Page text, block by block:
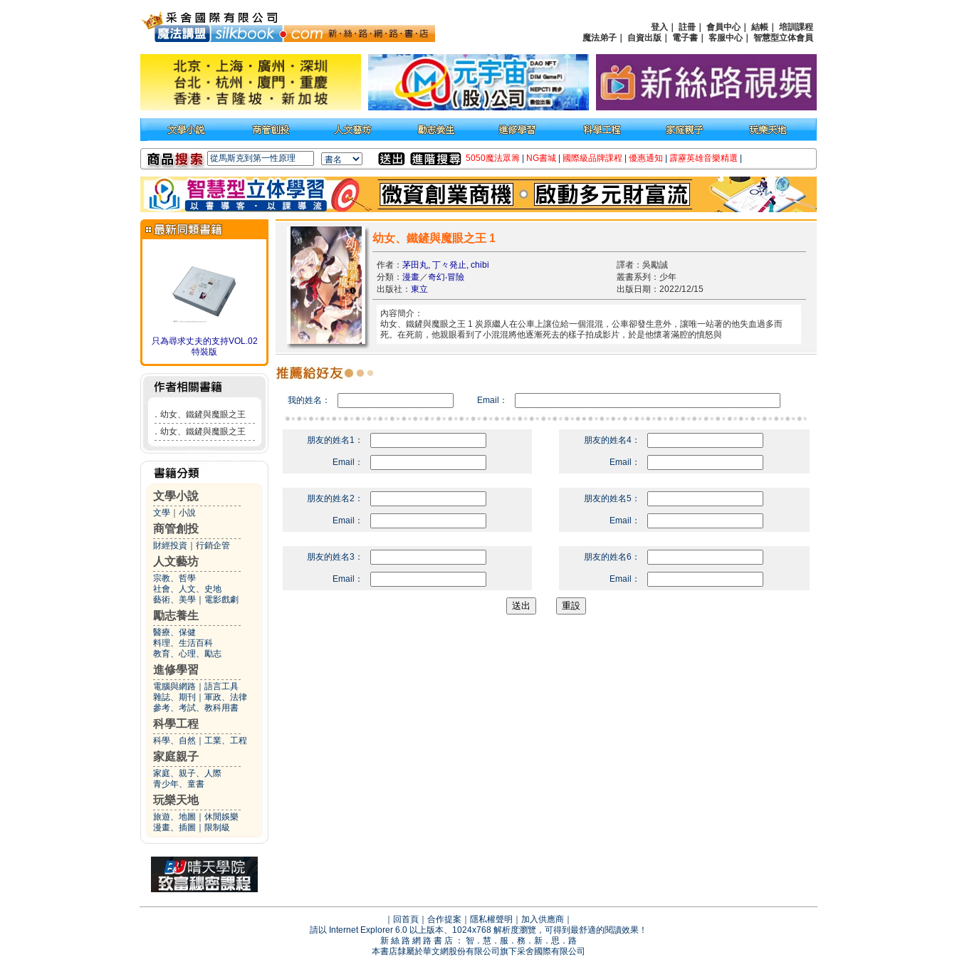
登入 註冊 會員中心｜ 結帳
培訓課程
魔法弟子
自資出版 電子書 客服中心｜ 智慧型立体會員
5050魔法眾籌 NG書城 國際級品牌課程 優惠通知 霹靂英雄音樂精選
只為尋求丈夫的支持VOL.02
特裝版
． 幼女、鐵鏟與魔眼之王
． 幼女、鐵鏟與魔眼之王
文學小說
文學 小說
商管創投
財經投資 行銷企管
人文藝坊
宗教、哲學
社會、人文、史地
藝術、美學
電影戲劇
勵志養生
醫療、保健
料理、生活百科
教育、心理、勵志
進修學習
電腦與網路
語言工具
雜誌、期刊
軍政、法律
參考、考試、教科用書
科學工程
科學、自然 工業、工程
家庭親子
家庭、親子、人際
青少年、童書
玩樂天地
旅遊、地圖
休閒娛樂
漫畫、插圖
限制級
幼女、鐵鏟與魔眼之王 1
作者： 茅田丸, 丁々発止, chibi
譯者：吳勵誠
分類： 漫畫／奇幻‧冒險
叢書系列：少年
出版社： 東立 出版日期：2022/12/15
內容簡介：
幼女、鐵鏟與魔眼之王 1 炭原繼人在公車上讓位給一個混混，公車卻發生意外，讓唯一站著的他失血過多而
死。在死前，他親眼看到了小混混將他逐漸死去的樣子拍成影片，於是他懷著滿腔的憤怒與
我的姓名： Email：
朋友的姓名1：
Email：
朋友的姓名4：
Email：
朋友的姓名2：
Email：
朋友的姓名5：
Email：
朋友的姓名3：
Email：
朋友的姓名6：
Email：
回首頁 合作提案 隱私權聲明 加入供應商
請以 Internet Explorer 6.0 以上版本、1024x768 解析度瀏覽，可得到最舒適的閱讀效果！
新 絲 路 網 路 書 店 ： 智．慧．服．務．新．思．路
本書店隸屬於華文網股份有限公司旗下采舍國際有限公司